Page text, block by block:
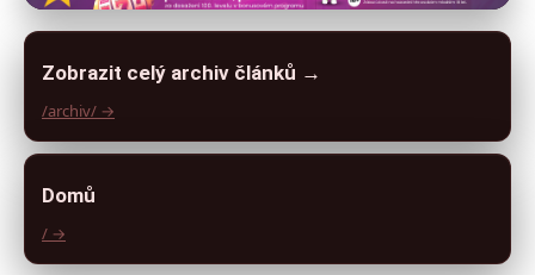
Zobrazit celý archiv článků →
/archiv/ →
Domů
/ →